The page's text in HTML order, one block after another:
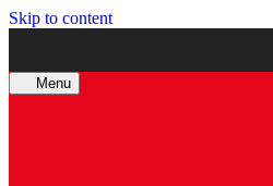
Skip to content
Menu